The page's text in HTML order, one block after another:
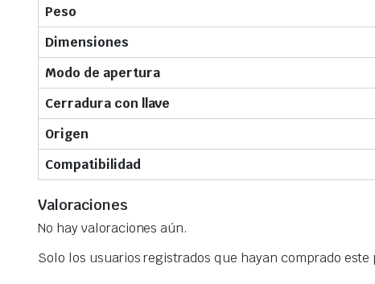
Peso
Dimensiones
Modo de apertura
Cerradura con llave
Origen
Compatibilidad
Valoraciones
No hay valoraciones aún.
Solo los usuarios registrados que hayan comprado